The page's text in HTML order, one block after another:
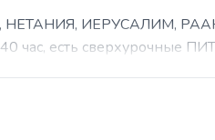
ИЕРУСАЛИМ,
есть сверхурочные